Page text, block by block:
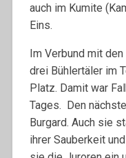
auch im Kumite
Eins.
Im Verbund mit
drei Bühlertäler im
Platz. Damit war
Tages. Den
Burgard. Auch sie
ihrer Sauberkeit